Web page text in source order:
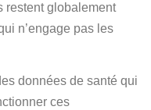
restent globalement
n’engage pas les
données de santé qui
ces